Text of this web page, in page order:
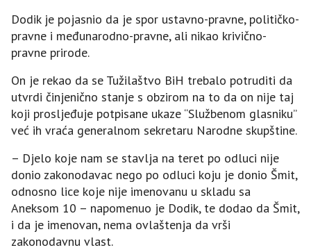
Dodik je pojasnio da je spor ustavno-pravne, političko-
pravne i međunarodno-pravne, ali nikao krivično-
pravne prirode.
On je rekao da se Tužilaštvo BiH trebalo potruditi da
utvrdi činjenično stanje s obzirom na to da on nije taj
koji prosljeđuje potpisane ukaze “Službenom glasniku”
već ih vraća generalnom sekretaru Narodne skupštine.
– Djelo koje nam se stavlja na teret po odluci nije
donio zakonodavac nego po odluci koju je donio Šmit,
odnosno lice koje nije imenovanu u skladu sa
Aneksom 10 – napomenuo je Dodik, te dodao da Šmit,
i da je imenovan, nema ovlaštenja da vrši
zakonodavnu vlast.